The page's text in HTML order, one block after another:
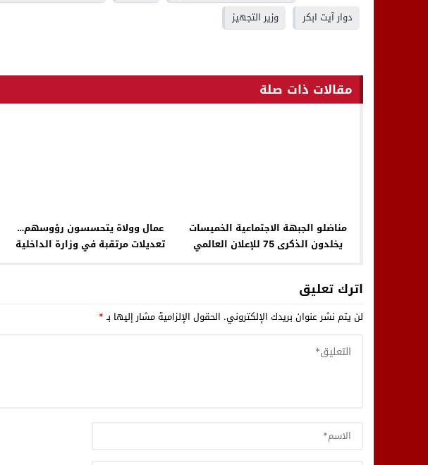
دوار آيت ابكر
وزير التجهيز
مقالات ذات صلة
مناضلو الجبهة الاجتماعية الخميسات
يخلدون الذكرى 75 للإعلان العالمي
عمال وولاة يتحسسون رؤوسهم…
تعديلات مرتقبة في وزارة الداخلية
اترك تعليق
لن يتم نشر عنوان بريدك الإلكتروني. الحقول الإلزامية مشار إليها بـ*